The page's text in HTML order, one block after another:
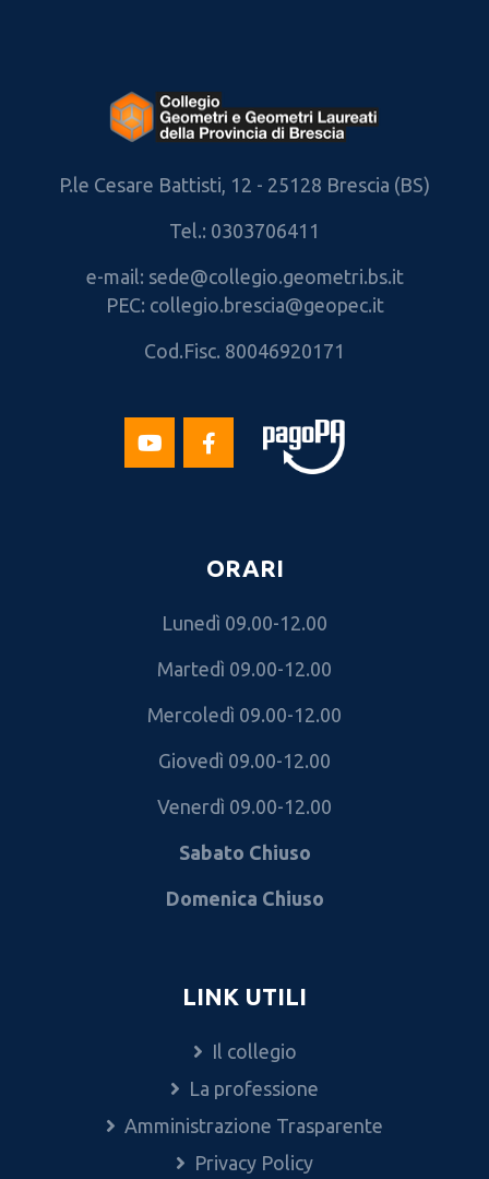
P.le Cesare Battisti, 12 - 25128 Brescia (BS)
Tel.: 0303706411
e-mail: sede@collegio.geometri.bs.it
PEC: collegio.brescia@geopec.it
Cod.Fisc. 80046920171
ORARI
Lunedì 09.00-12.00
Martedì 09.00-12.00
Mercoledì 09.00-12.00
Giovedì 09.00-12.00
Venerdì 09.00-12.00
Sabato Chiuso
Domenica Chiuso
LINK UTILI
Il collegio
La professione
Amministrazione Trasparente
Privacy Policy